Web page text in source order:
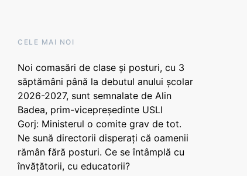
CELE MAI NOI
Noi comasări de clase și posturi, cu 3
săptămâni până la debutul anului școlar
2026-2027, sunt semnalate de Alin
Badea, prim-vicepreședinte USLI
Gorj: Ministerul o comite grav de tot.
Ne sună directorii disperați că oamenii
rămân fără posturi. Ce se întâmplă cu
învățătorii, cu educatorii?